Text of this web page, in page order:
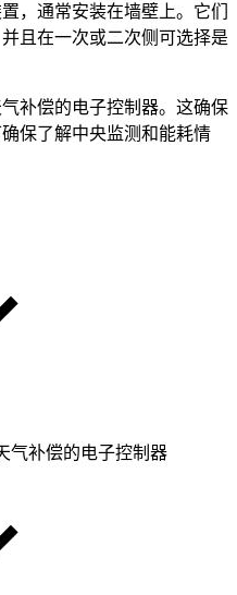
，通常安装在墙壁上。它们
且在一次或二次侧可选择是
补偿的电子控制器。这确保
保了解中央监测和能耗情
气补偿的电子控制器